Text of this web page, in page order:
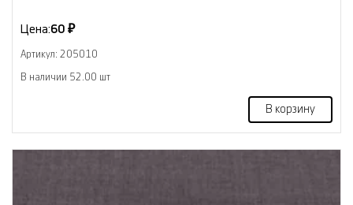
Цена:60 ₽
Артикул: 205010
В наличии 52.00 шт
В корзину